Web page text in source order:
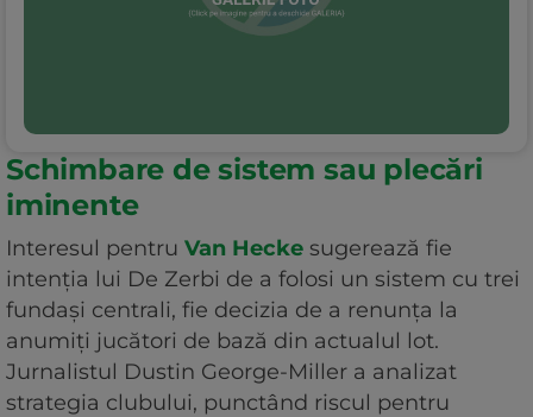
Schimbare de sistem sau plecări
iminente
Interesul pentru Van Hecke sugerează fie
intenția lui De Zerbi de a folosi un sistem cu trei
fundași centrali, fie decizia de a renunța la
anumiți jucători de bază din actualul lot.
Jurnalistul Dustin George-Miller a analizat
strategia clubului, punctând riscul pentru